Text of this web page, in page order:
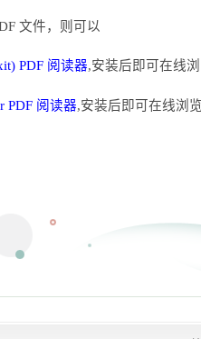
文件，则可以
PDF 阅读器,安装后即可在线
PDF 阅读器,安装后即可在线浏